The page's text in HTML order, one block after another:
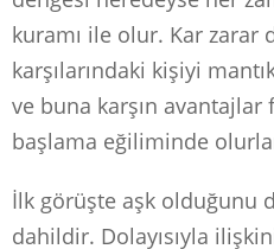
kuramı ile olur. Kar zarar
karşılarındaki kişiyi
ve buna karşın avantajlar
başlama eğiliminde
İlk görüşte aşk olduğunu
dahildir. Dolayısıyla